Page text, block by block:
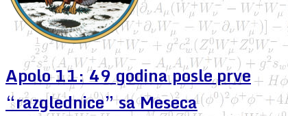
Apolo 11: 49 godina posle prve
“razglednice” sa Meseca